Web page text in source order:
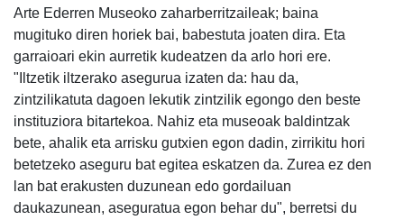
Arte Ederren Museoko zaharberritzaileak; baina
mugituko diren horiek bai, babestuta joaten dira. Eta
garraioari ekin aurretik kudeatzen da arlo hori ere.
"Iltzetik iltzerako asegurua izaten da: hau da,
zintzilikatuta dagoen lekutik zintzilik egongo den beste
instituziora bitartekoa. Nahiz eta museoak baldintzak
bete, ahalik eta arrisku gutxien egon dadin, zirrikitu hori
betetzeko aseguru bat egitea eskatzen da. Zurea ez den
lan bat erakusten duzunean edo gordailuan
daukazunean, aseguratua egon behar du", berretsi du